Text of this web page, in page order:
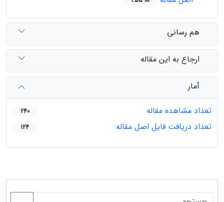
هم رسانی
ارجاع به این مقاله
آمار
تعداد مشاهده مقاله
240
تعداد دریافت فایل اصل مقاله 124